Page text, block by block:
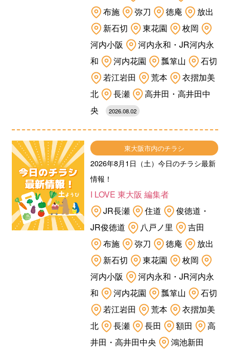
布施
弥刀 徳庵
放出
新石切
東花園
枚岡
河内小阪
河内永和・JR河内永
和
河内花園 瓢箪山
石切
若江岩田
荒本
衣摺加美
北
長瀬
高井田・高井田中
央
2026.08.02
東大阪市内のチラシ
2026年8月1日（土）今日のチラシ最新
情報！
I LOVE 東大阪 編集者
JR長瀬
住道
俊徳道・
JR俊徳道
八戸ノ里
吉田
布施
弥刀 徳庵
放出
新石切
東花園
枚岡
河内小阪
河内永和・JR河内永
和
河内花園 瓢箪山
石切
若江岩田
荒本
衣摺加美
北
長瀬 長田 額田
高
井田・高井田中央
鴻池新田